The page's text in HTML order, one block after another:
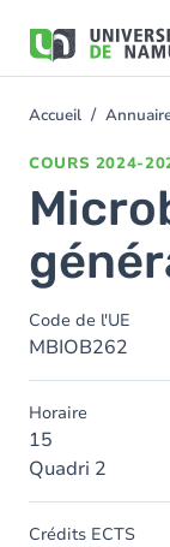
contenu
You
Accueil
COURS 2024-
Code de l'UE
MBIOB262
Horaire
15
Quadri 2
Crédits ECTS